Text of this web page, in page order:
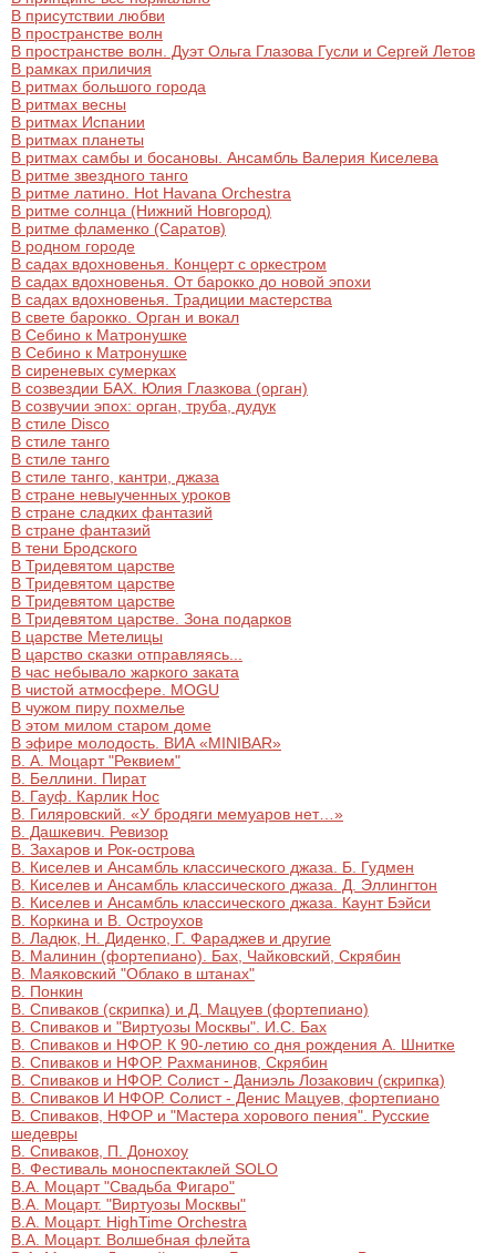
В присутствии любви
В пространстве волн
В пространстве волн. Дуэт Ольга Глазова Гусли и Сергей Летов
В рамках приличия
В ритмах большого города
В ритмах весны
В ритмах Испании
В ритмах планеты
В ритмах самбы и босановы. Ансамбль Валерия Киселева
В ритме звездного танго
В ритме латино. Hot Havana Оrchestra
В ритме солнца (Нижний Новгород)
В ритме фламенко (Саратов)
В родном городе
В садах вдохновенья. Концерт с оркестром
В садах вдохновенья. От барокко до новой эпохи
В садах вдохновенья. Традиции мастерства
В свете барокко. Орган и вокал
В Себино к Матронушке
В Себино к Матронушке
В сиреневых сумерках
В созвездии БАХ. Юлия Глазкова (орган)
В созвучии эпох: орган, труба, дудук
В стиле Disco
В стиле танго
В стиле танго
В стиле танго, кантри, джаза
В стране невыученных уроков
В стране сладких фантазий
В стране фантазий
В тени Бродского
В Тридевятом царстве
В Тридевятом царстве
В Тридевятом царстве
В Тридевятом царстве. Зона подарков
В царстве Метелицы
В царство сказки отправляясь...
В час небывало жаркого заката
В чистой атмосфере. MOGU
В чужом пиру похмелье
В этом милом старом доме
В эфире молодость. ВИА «MINIBAR»
В. А. Моцарт "Реквием"
В. Беллини. Пират
В. Гауф. Карлик Нос
В. Гиляровский. «У бродяги мемуаров нет…»
В. Дашкевич. Ревизор
В. Захаров и Рок-острова
В. Киселев и Ансамбль классического джаза. Б. Гудмен
В. Киселев и Ансамбль классического джаза. Д. Эллингтон
В. Киселев и Ансамбль классического джаза. Каунт Бэйси
В. Коркина и В. Остроухов
В. Ладюк, Н. Диденко, Г. Фараджев и другие
В. Малинин (фортепиано). Бах, Чайковский, Скрябин
В. Маяковский "Облако в штанах"
В. Понкин
В. Спиваков (скрипка) и Д. Мацуев (фортепиано)
В. Спиваков и "Виртуозы Москвы". И.С. Бах
В. Спиваков и НФОР. К 90-летию со дня рождения А. Шнитке
В. Спиваков и НФОР. Рахманинов, Скрябин
В. Спиваков и НФОР. Солист - Даниэль Лозакович (скрипка)
В. Спиваков И НФОР. Солист - Денис Мацуев, фортепиано
В. Спиваков, НФОР и "Мастера хорового пения". Русские
шедевры
В. Спиваков, П. Донохоу
В. Фестиваль моноспектаклей SOLO
В.А. Moцарт "Свадьба Фигаро"
В.А. Моцарт. "Виртуозы Москвы"
В.А. Моцарт. HighTime Orchestra
В.А. Моцарт. Волшебная флейта